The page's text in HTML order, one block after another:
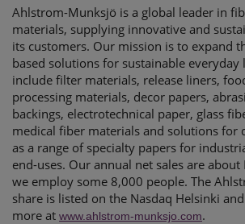
Ahlstrom-Munksjö is a global leader in
materials, supplying innovative and
its customers. Our mission is to expand
based solutions for sustainable everyday
include filter materials, release liners,
processing materials, decor papers,
backings, electrotechnical paper, glass
medical fiber materials and solutions for
as a range of specialty papers for
end-uses. Our annual net sales are about
we employ some 8,000 people. The
share is listed on the Nasdaq Helsinki
more at www.ahlstrom-munksjo.com.